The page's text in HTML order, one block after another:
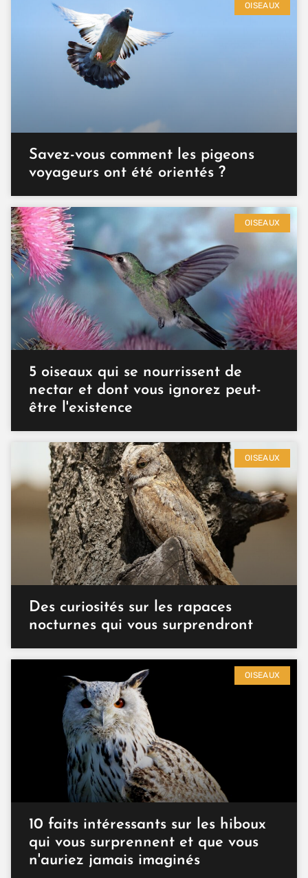
OISEAUX
Savez-vous comment les pigeons
voyageurs ont été orientés ?
OISEAUX
5 oiseaux qui se nourrissent de
nectar et dont vous ignorez peut-
être l'existence
OISEAUX
Des curiosités sur les rapaces
nocturnes qui vous surprendront
OISEAUX
10 faits intéressants sur les hiboux
qui vous surprennent et que vous
n'auriez jamais imaginés